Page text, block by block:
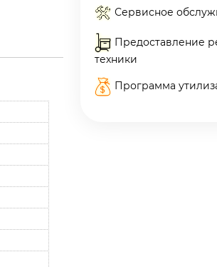
Сервисное
Предоставление
техники
Программа